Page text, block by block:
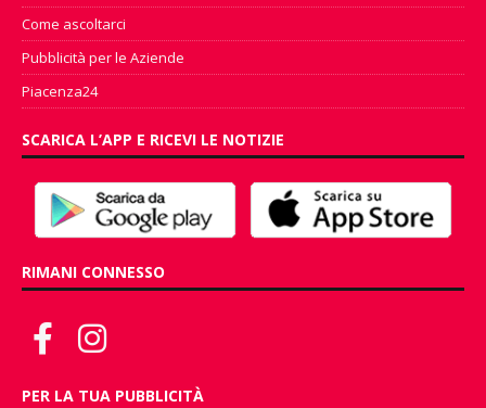
Come ascoltarci
Pubblicità per le Aziende
Piacenza24
SCARICA L’APP E RICEVI LE NOTIZIE
RIMANI CONNESSO
PER LA TUA PUBBLICITÀ